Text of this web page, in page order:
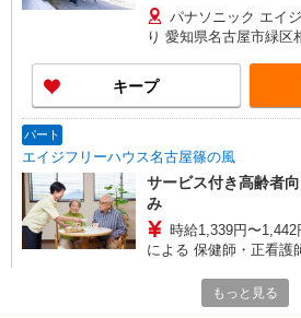
当あり 〇時間外勤務手
事故無違反表彰金 〇年
パナソニック エイ
り 愛知県名古屋市緑区
キープ
パート
エイジフリーハウス名古屋篠の風
サービス付き高齢者
み
時給1,339円〜
による 保健師・正看護
〇年末年始勤務手当 〇
18:00〜20:00は時給25％
エイジフリーハウ
屋市緑区相川3丁目243番
もっと見る